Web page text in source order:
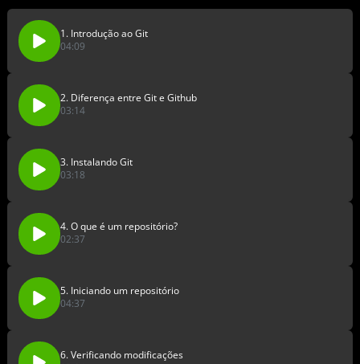
1. Introdução ao Git
04:09
2. Diferença entre Git e Github
03:14
3. Instalando Git
03:18
4. O que é um repositório?
02:37
5. Iniciando um repositório
04:37
6. Verificando modificações